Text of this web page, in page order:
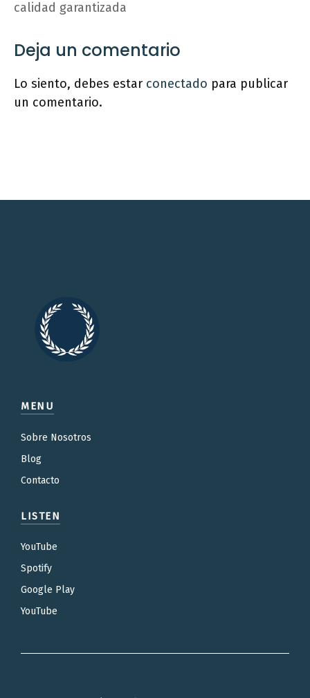
calidad garantizada
Deja un comentario
Lo siento, debes estar conectado para publicar
un comentario.
MENU
Sobre Nosotros
Blog
Contacto
LISTEN
YouTube
Spotify
Google Play
YouTube